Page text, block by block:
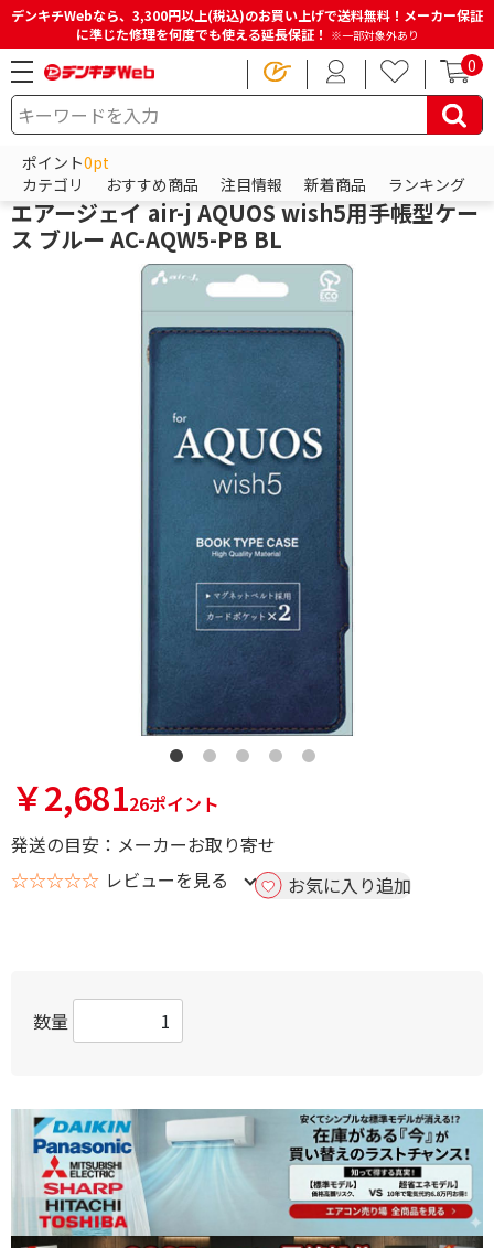
デンキチWebなら、3,300円以上(税込)のお買い上げで送料無料！メーカー保証
に準じた修理を何度でも使える延長保証！ ※一部対象外あり
0
ポイント0pt
カテゴリ
おすすめ商品 注目情報 新着商品 ランキング
HOME 商品一覧ページ スマホアクセサリー
エアージェイ
エアージェイ air-j AQUOS wish5用手帳型ケー
ス ブルー AC-AQW5-PB BL
￥2,68126ポイント
発送の目安：メーカーお取り寄せ
☆☆☆☆☆ レビューを見る お気に入り追加
数量